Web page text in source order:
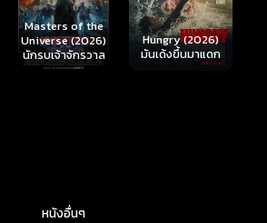
Hungry (2026)
มันเด้งขึ้นมาแดก
Ready or Not 2:
Here I Come
(2026) เกมพร้อม
ตาย 2
หนังอื่นๆ